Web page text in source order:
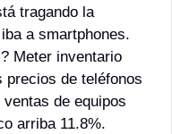
tragando la
a smartphones.
Meter inventario
precios de teléfonos
de equipos
arriba 11.8%.